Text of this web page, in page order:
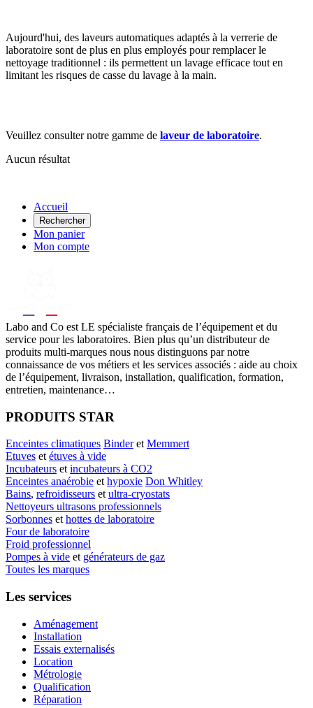
Aujourd'hui, des laveurs automatiques adaptés à la verrerie de
laboratoire sont de plus en plus employés pour remplacer le
nettoyage traditionnel : ils permettent un lavage efficace tout en
limitant les risques de casse du lavage à la main.
Veuillez consulter notre gamme de laveur de laboratoire.
Aucun résultat
Accueil
Rechercher
Mon panier
Mon compte
Labo and Co est LE spécialiste français de l’équipement et du
service pour les laboratoires. Bien plus qu’un distributeur de
produits multi-marques nous nous distinguons par notre
connaissance de vos métiers et les services associés : aide au choix
de l’équipement, livraison, installation, qualification, formation,
entretien, maintenance…
PRODUITS STAR
Enceintes climatiques Binderet Memmert
Etuves et étuves à vide
Incubateurs et incubateurs à CO2
Enceintes anaérobie et hypoxie Don Whitley
Bains, refroidisseurs et ultra-cryostats
Nettoyeurs ultrasons professionnels
Sorbonnes et hottes de laboratoire
Four de laboratoire
Froid professionnel
Pompes à vide et générateurs de gaz
Toutes les marques
Les services
Aménagement
Installation
Essais externalisés
Location
Métrologie
Qualification
Réparation